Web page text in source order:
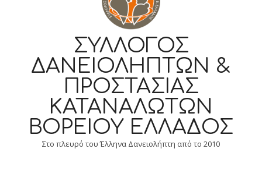
ΣΎΛΛΟΓΟΣ
ΔΑΝΕΙΟΛΗΠΤΏΝ &
ΠΡΟΣΤΑΣΊΑΣ
ΚΑΤΑΝΑΛΩΤΏΝ
ΒΟΡΕΊΟΥ ΕΛΛΆΔΟΣ
Στο πλευρό του Έλληνα Δανειολήπτη από το 2010